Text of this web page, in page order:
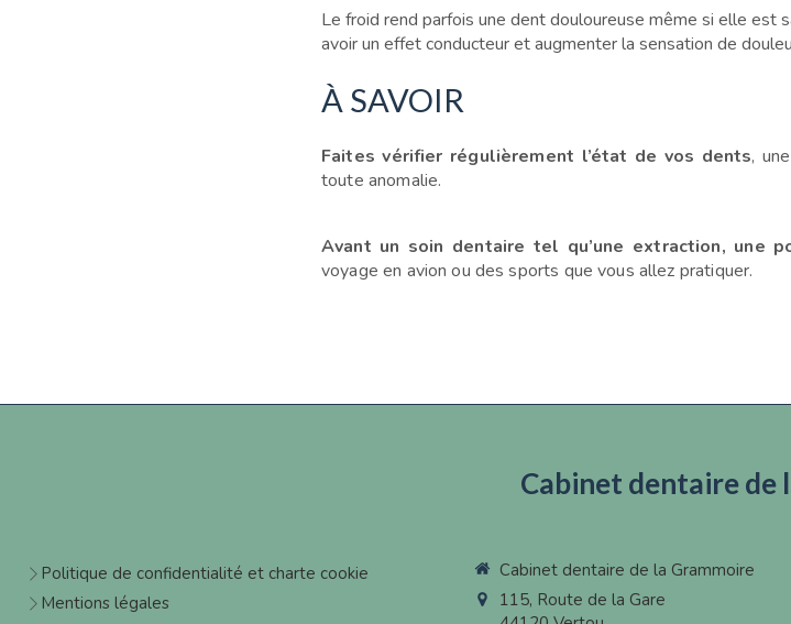
Le froid rend parfois une dent douloureuse même si elle est
avoir un effet conducteur et augmenter la sensation de
À SAVOIR
Faites vérifier régulièrement l’état de vos dents,
toute anomalie.
Avant un soin dentaire tel qu’une extraction, une
voyage en avion ou des sports que vous allez pratiquer.
Cabinet dentaire de
Politique de confidentialité et charte cookie
Mentions légales
Cabinet dentaire de la Grammoire
115, Route de la Gare